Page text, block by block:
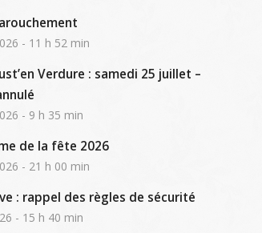
- 11 h 52 min
Verdure : samedi 25 juillet –
- 9 h 35 min
de la fête 2026
- 21 h 00 min
: rappel des règles de sécurité
- 15 h 40 min